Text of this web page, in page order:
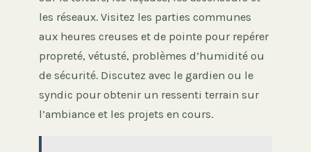
les réseaux. Visitez les parties communes
aux heures creuses et de pointe pour repérer
propreté, vétusté, problèmes d’humidité ou
de sécurité. Discutez avec le gardien ou le
syndic pour obtenir un ressenti terrain sur
l’ambiance et les projets en cours.